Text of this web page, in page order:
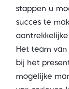
stappen u
succes te
Het team
bij het
mogelijke